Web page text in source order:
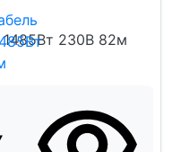
1485Вт 230В 82м